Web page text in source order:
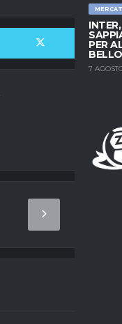
PER
7